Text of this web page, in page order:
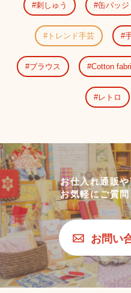
刺しゅう 缶バッジ
トレンド手芸
ブラウス Cotton
レトロ
お仕入れ通販
お気軽にご質
お問い